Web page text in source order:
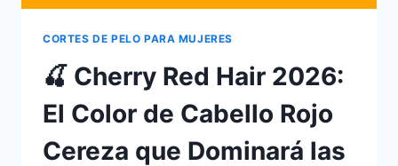
CORTES DE PELO PARA MUJERES
🍒 Cherry Red Hair 2026:
El Color de Cabello Rojo
Cereza que Dominará las